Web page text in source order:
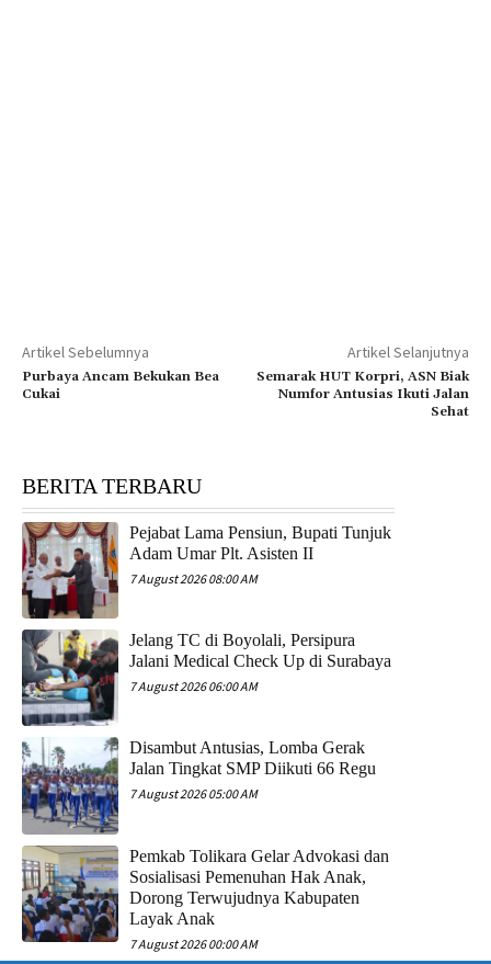
Artikel Sebelumnya
Purbaya Ancam Bekukan Bea
Cukai
Artikel Selanjutnya
Semarak HUT Korpri, ASN Biak
Numfor Antusias Ikuti Jalan
Sehat
BERITA TERBARU
Pejabat Lama Pensiun, Bupati Tunjuk
Adam Umar Plt. Asisten II
7 August 2026 08:00 AM
Jelang TC di Boyolali, Persipura
Jalani Medical Check Up di Surabaya
7 August 2026 06:00 AM
Disambut Antusias, Lomba Gerak
Jalan Tingkat SMP Diikuti 66 Regu
7 August 2026 05:00 AM
Pemkab Tolikara Gelar Advokasi dan
Sosialisasi Pemenuhan Hak Anak,
Dorong Terwujudnya Kabupaten
Layak Anak
7 August 2026 00:00 AM